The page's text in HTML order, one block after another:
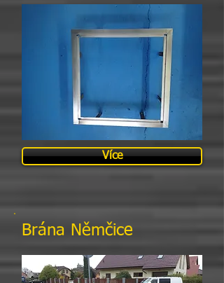
Brána Němčice
Více